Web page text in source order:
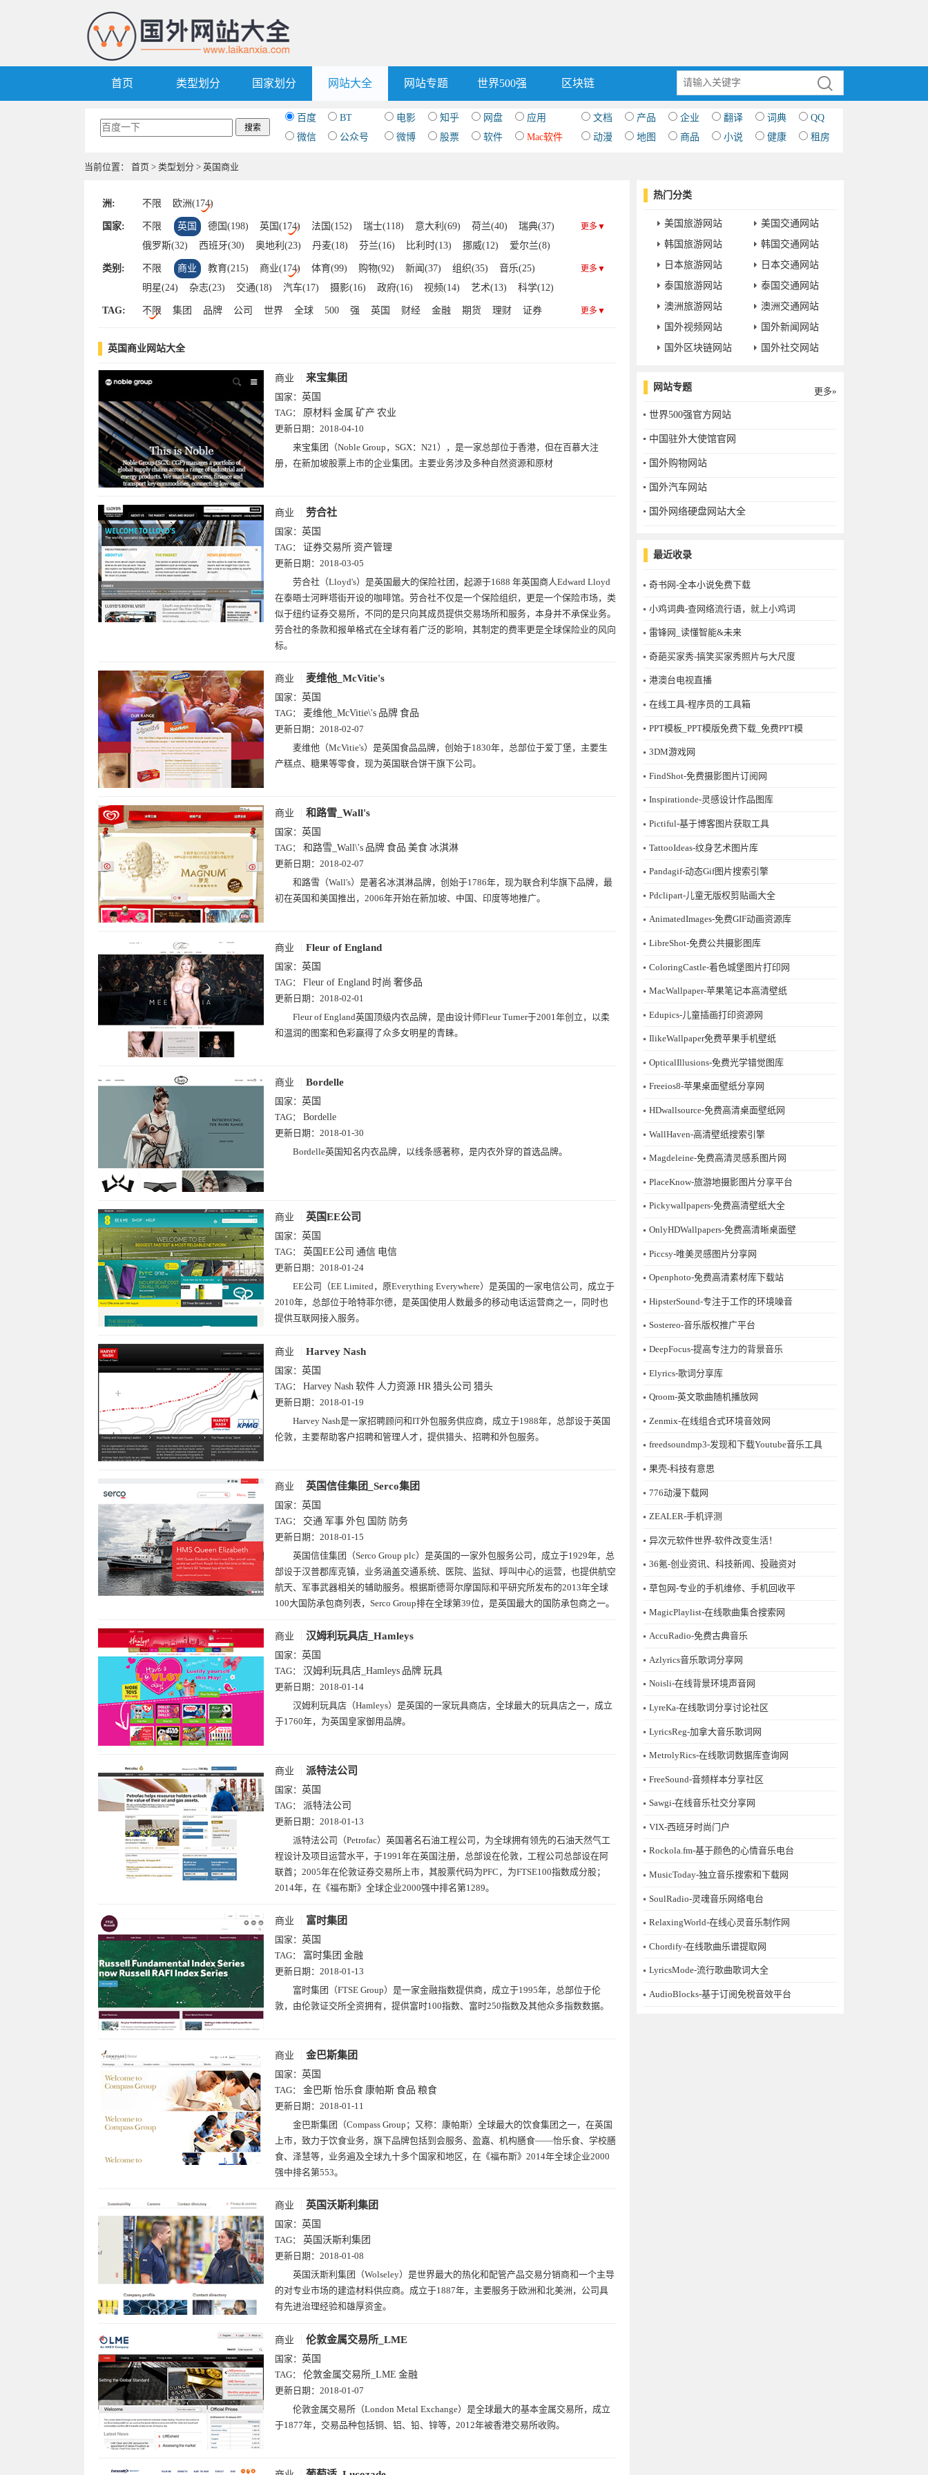
首页 类型划分 国家划分 网站大全 网站专题 世界500强 区块链
百度 BT 电影 知乎 网盘 应用 文档 产品 企业 翻译 词典
QQ
微信
公众号 微博 股票 软件 Mac软件 动漫 地图 商品 小说 健康 租房
当前位置： 首页 > 类型划分 > 英国商业
洲: 不限 欧洲(174)
国家: 不限 英国 德国(198) 英国(174) 法国(152) 瑞士(118) 意大利(69) 荷兰(40)
瑞典(37)
俄罗斯(32)
西班牙(30) 奥地利(23) 丹麦(18) 芬兰(16) 比利时(13) 挪威(12)
爱尔兰(8)
卢森堡(7)
波兰(5) 希腊(5) 葡萄牙(4) 土耳其(4) 匈牙利(3) 罗马尼亚(2)
乌克兰(2)
摩纳哥(1)
阿尔巴尼亚(1) 捷克(1) 爱沙尼亚(1)
更多▼
类别: 不限 商业 教育(215) 商业(174) 体育(99) 购物(92) 新闻(37) 组织(35)
音乐(25)
明星(24)
杂志(23) 交通(18) 汽车(17) 摄影(16) 政府(16) 视频(14) 艺术(13)
科学(12)
军事(12)
查询(12) 银行(11) 旅游(9) IT(9) 美食(9) 文化(9) 区块链(9)
时尚(8)
动漫(3)
黄页(2)
更多▼
TAG: 不限 集团 品牌 公司 世界 全球 500 强 英国 财经 金融 期货 理财
证券
日用品
女性
更多▼
英国商业网站大全
商业 来宝集团
国家： 英国
TAG： 原材料 金属 矿产 农业
更新日期： 2018-04-10
来宝集团（Noble Group，SGX：N21），是一家总部位于香港，但在百慕大注
册，在新加坡股票上市的企业集团。主要业务涉及多种自然资源和原材
商业 劳合社
国家： 英国
TAG： 证券交易所 资产管理
更新日期： 2018-03-05
劳合社（Lloyd's）是英国最大的保险社团，起源于1688 年英国商人Edward Lloyd
在泰晤士河畔塔街开设的咖啡馆。劳合社不仅是一个保险组织，更是一个保险市场，类
似于纽约证券交易所，不同的是只向其成员提供交易场所和服务，本身并不承保业务。
劳合社的条款和报单格式在全球有着广泛的影响，其制定的费率更是全球保险业的风向
标。
商业 麦维他_McVitie's
国家： 英国
TAG： 麦维他_McVitie\'s 品牌 食品
更新日期： 2018-02-07
麦维他（McVitie's）是英国食品品牌，创始于1830年，总部位于爱丁堡，主要生
产糕点、糖果等零食，现为英国联合饼干旗下公司。
商业 和路雪_Wall's
国家： 英国
TAG： 和路雪_Wall\'s 品牌 食品 美食 冰淇淋
更新日期： 2018-02-07
和路雪（Wall's）是著名冰淇淋品牌，创始于1786年，现为联合利华旗下品牌，最
初在英国和美国推出，2006年开始在新加坡、中国、印度等地推广。
商业 Fleur of England
国家： 英国
TAG： Fleur of England 时尚 奢侈品
更新日期： 2018-02-01
Fleur of England英国顶级内衣品牌，是由设计师Fleur Turner于2001年创立，以柔
和温润的图案和色彩赢得了众多女明星的青睐。
商业 Bordelle
国家： 英国
TAG： Bordelle
更新日期： 2018-01-30
Bordelle英国知名内衣品牌，以线条感著称，是内衣外穿的首选品牌。
商业 英国EE公司
国家： 英国
TAG： 英国EE公司 通信 电信
更新日期： 2018-01-24
EE公司（EE Limited，原Everything Everywhere）是英国的一家电信公司，成立于
2010年，总部位于哈特菲尔德，是英国使用人数最多的移动电话运营商之一，同时也
提供互联网接入服务。
商业 Harvey Nash
国家： 英国
TAG： Harvey Nash 软件 人力资源 HR 猎头公司 猎头
更新日期： 2018-01-19
Harvey Nash是一家招聘顾问和IT外包服务供应商，成立于1988年，总部设于英国
伦敦，主要帮助客户招聘和管理人才，提供猎头、招聘和外包服务。
商业 英国信佳集团_Serco集团
国家： 英国
TAG： 交通 军事 外包 国防 防务
更新日期： 2018-01-15
英国信佳集团（Serco Group plc）是英国的一家外包服务公司，成立于1929年，总
部设于汉普郡库克镇，业务涵盖交通系统、医院、监狱、呼叫中心的运营，也提供航空
航天、军事武器相关的辅助服务。根据斯德哥尔摩国际和平研究所发布的2013年全球
100大国防承包商列表，Serco Group排在全球第39位，是英国最大的国防承包商之一。
商业 汉姆利玩具店_Hamleys
国家： 英国
TAG： 汉姆利玩具店_Hamleys 品牌 玩具
更新日期： 2018-01-14
汉姆利玩具店（Hamleys）是英国的一家玩具商店，全球最大的玩具店之一，成立
于1760年，为英国皇家御用品牌。
商业 派特法公司
国家： 英国
TAG： 派特法公司
更新日期： 2018-01-13
派特法公司（Petrofac）英国著名石油工程公司，为全球拥有领先的石油天然气工
程设计及项目运营水平，于1991年在英国注册，总部设在伦敦，工程公司总部设在阿
联酋；2005年在伦敦证券交易所上市，其股票代码为PFC，为FTSE100指数成分股；
2014年，在《福布斯》全球企业2000强中排名第1289。
商业 富时集团
国家： 英国
TAG： 富时集团 金融
更新日期： 2018-01-13
富时集团（FTSE Group）是一家金融指数提供商，成立于1995年，总部位于伦
敦，由伦敦证交所全资拥有，提供富时100指数、富时250指数及其他众多指数数据。
商业 金巴斯集团
国家： 英国
TAG： 金巴斯 怡乐食 康帕斯 食品 粮食
更新日期： 2018-01-11
金巴斯集团（Compass Group；又称：康帕斯）全球最大的饮食集团之一，在英国
上市，致力于饮食业务，旗下品牌包括到会服务、盈嘉、机构膳食——怡乐食、学校膳
食、泽慧等，业务遍及全球九十多个国家和地区，在《福布斯》2014年全球企业2000
强中排名第553。
商业 英国沃斯利集团
国家： 英国
TAG： 英国沃斯利集团
更新日期： 2018-01-08
英国沃斯利集团（Wolseley）是世界最大的热化和配管产品交易分销商和一个主导
的对专业市场的建造材料供应商。成立于1887年，主要服务于欧洲和北美洲，公司具
有先进治理经验和雄厚资金。
商业 伦敦金属交易所_LME
国家： 英国
TAG： 伦敦金属交易所_LME 金融
更新日期： 2018-01-07
伦敦金属交易所（London Metal Exchange）是全球最大的基本金属交易所，成立
于1877年，交易品种包括铜、铝、铅、锌等，2012年被香港交易所收购。
热门分类
美国旅游网站
美国交通网站
韩国旅游网站
韩国交通网站
日本旅游网站
日本交通网站
泰国旅游网站
泰国交通网站
澳洲旅游网站
澳洲交通网站
国外视频网站
国外新闻网站
国外区块链网站
国外社交网站
网站专题 更多»
世界500强官方网站
中国驻外大使馆官网
国外购物网站
国外汽车网站
国外网络硬盘网站大全
最近收录
奇书网-全本小说免费下载
小鸡词典-查网络流行语，就上小鸡词
雷锋网_读懂智能&未来
奇葩买家秀-搞笑买家秀照片与大尺度
港澳台电视直播
在线工具-程序员的工具箱
PPT模板_PPT模版免费下载_免费PPT模
3DM游戏网
FindShot-免费摄影图片订阅网
Inspirationde-灵感设计作品图库
Pictiful-基于博客图片获取工具
TattooIdeas-纹身艺术图片库
Pandagif-动态Gif图片搜索引擎
Pdclipart-儿童无版权剪贴画大全
AnimatedImages-免费GIF动画资源库
LibreShot-免费公共摄影图库
ColoringCastle-着色城堡图片打印网
MacWallpaper-苹果笔记本高清壁纸
Edupics-儿童插画打印资源网
IlikeWallpaper免费苹果手机壁纸
OpticalIllusions-免费光学错觉图库
Freeios8-苹果桌面壁纸分享网
HDwallsource-免费高清桌面壁纸网
WallHaven-高清壁纸搜索引擎
Magdeleine-免费高清灵感系图片网
PlaceKnow-旅游地摄影图片分享平台
Pickywallpapers-免费高清壁纸大全
OnlyHDWallpapers-免费高清晰桌面壁
Piccsy-唯美灵感图片分享网
Openphoto-免费高清素材库下载站
HipsterSound-专注于工作的环境噪音
Sostereo-音乐版权推广平台
DeepFocus-提高专注力的背景音乐
Elyrics-歌词分享库
Qroom-英文歌曲随机播放网
Zenmix-在线组合式环境音效网
freedsoundmp3-发现和下载Youtube音乐工具
果壳-科技有意思
776动漫下载网
ZEALER-手机评测
异次元软件世界-软件改变生活！
36氪-创业资讯、科技新闻、投融资对
草包网-专业的手机维修、手机回收平
MagicPlaylist-在线歌曲集合搜索网
AccuRadio-免费古典音乐
Azlyrics音乐歌词分享网
Noisli-在线背景环境声音网
LyreKa-在线歌词分享讨论社区
LyricsReg-加拿大音乐歌词网
MetrolyRics-在线歌词数据库查询网
FreeSound-音频样本分享社区
Sawgi-在线音乐社交分享网
​VIX-西班牙时尚门户
Rockola.fm-基于颜色的心情音乐电台
MusicToday-独立音乐搜索和下载网
SoulRadio-灵魂音乐网络电台
RelaxingWorld-在线心灵音乐制作网
Chordify-在线歌曲乐谱提取网
LyricsMode-流行歌曲歌词大全
AudioBlocks-基于订阅免税音效平台